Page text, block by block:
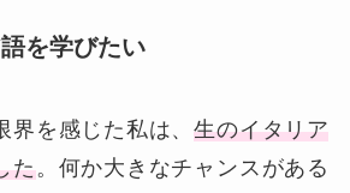
を学びたい
界を感じた私は、生のイタリア
た。何か大きなチャンスがある